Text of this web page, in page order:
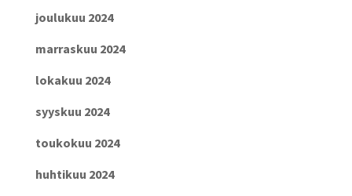
joulukuu 2024
marraskuu 2024
lokakuu 2024
syyskuu 2024
toukokuu 2024
huhtikuu 2024